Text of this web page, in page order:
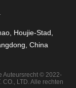
Houjie-Stad,
China
Auteursrecht © 2022-
LTD. Alle rechten